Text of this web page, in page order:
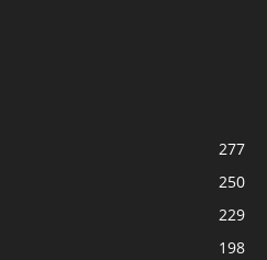
277
250
229
198